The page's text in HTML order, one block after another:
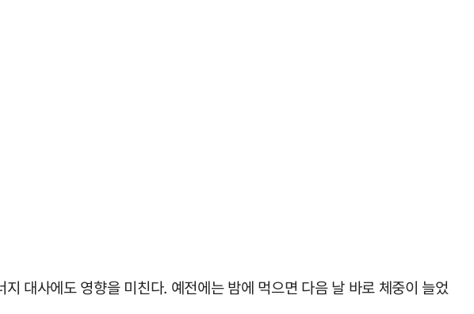
대사에도 영향을 미친다. 예전에는 밤에 먹으면 다음 날 바로 체중이 늘었